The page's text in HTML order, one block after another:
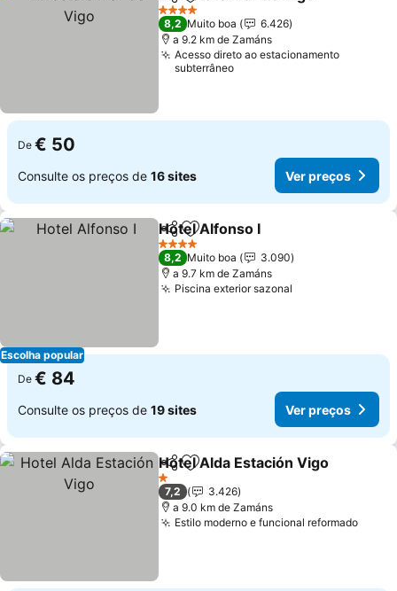
Adicionar aos favoritos
4 Estrelas
8,2 Muito boa
6.426
a 9.2 km de Zamáns
Acesso direto ao estacionamento
subterrâneo
De € 50
Consulte os preços de 16 sites Ver preços
Escolha popular
PartilharAdicionar aos favoritos
Hotel Alfonso I
4 Estrelas
8,2 Muito boa
3.090
a 9.7 km de Zamáns
Piscina exterior sazonal
De € 84
Consulte os preços de 19 sites Ver preços
PartilharAdicionar aos favoritos
Hotel Alda Estación Vigo
1 Estrelas
7,2
3.426
a 9.0 km de Zamáns
Estilo moderno e funcional reformado